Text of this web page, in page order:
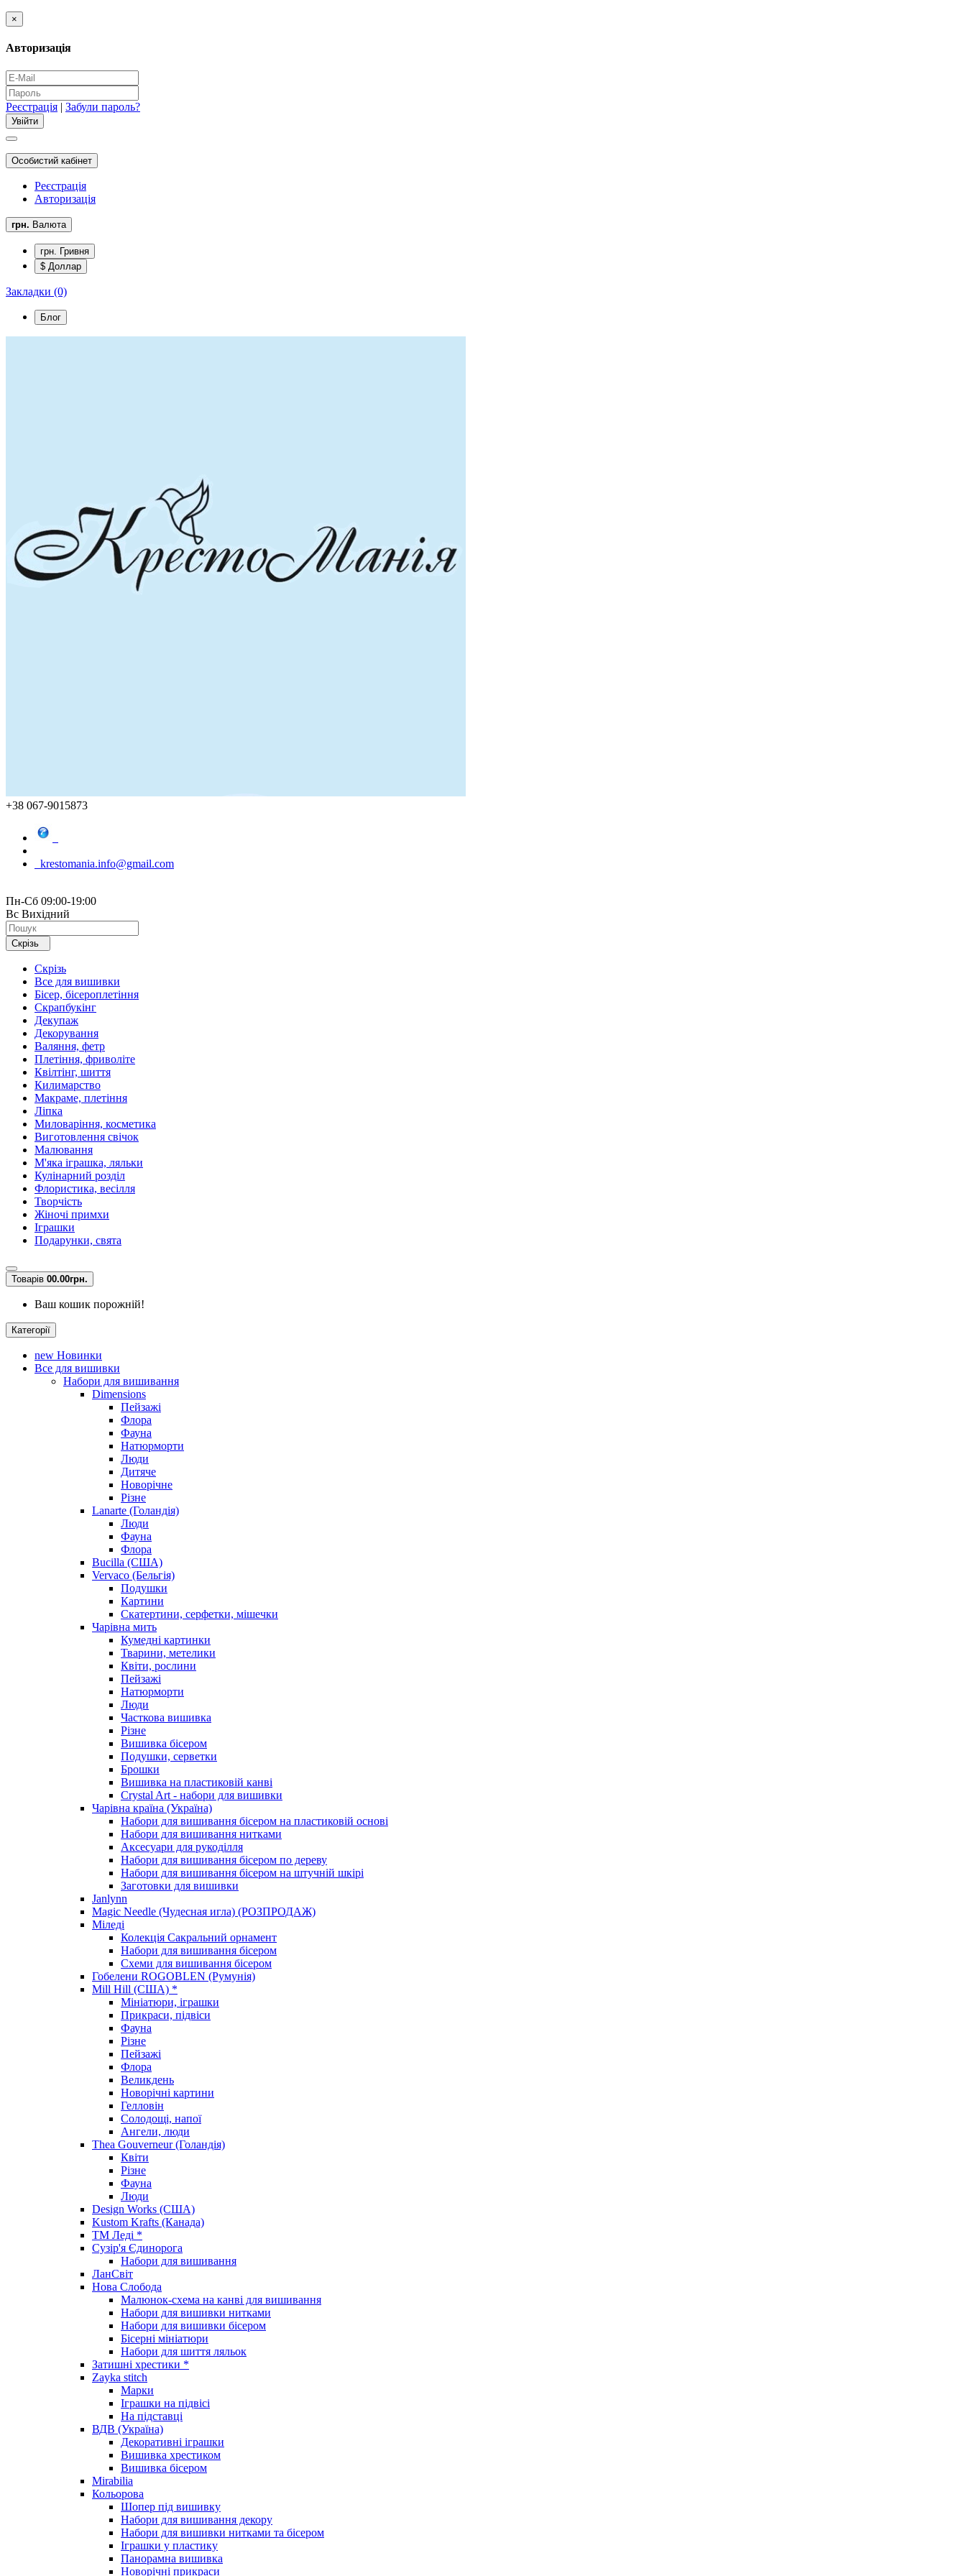
×
Авторизація
Реєстрація | Забули пароль?
Особистий кабінет
Реєстрація
Авторизація
грн. Валюта
грн. Гривня
$ Доллар
Закладки (0)
Блог
+38 067-9015873
krestomania.info@gmail.com
Пн-Сб 09:00-19:00
Вс Вихідний
Скрізь
Скрізь
Все для вишивки
Бісер, бісероплетіння
Скрапбукінг
Декупаж
Декорування
Валяння, фетр
Плетіння, фриволіте
Квілтінг, шиття
Килимарство
Макраме, плетіння
Ліпка
Миловаріння, косметика
Виготовлення свічок
Малювання
М'яка іграшка, ляльки
Кулінарний розділ
Флористика, весілля
Творчість
Жіночі примхи
Іграшки
Подарунки, свята
Товарів 00.00грн.
Ваш кошик порожній!
Категорії
new Новинки
Все для вишивки
Набори для вишивання
Dimensions
Пейзажі
Флора
Фауна
Натюрморти
Люди
Дитяче
Новорічне
Різне
Lanarte (Голандія)
Люди
Фауна
Флора
Bucilla (США)
Vervaco (Бельгія)
Подушки
Картини
Скатертини, серфетки, мішечки
Чарiвна мить
Кумедні картинки
Тварини, метелики
Квіти, рослини
Пейзажі
Натюрморти
Люди
Часткова вишивка
Різне
Вишивка бісером
Подушки, серветки
Брошки
Вишивка на пластиковій канві
Crystal Art - набори для вишивки
Чарівна країна (Україна)
Набори для вишивання бісером на пластиковій основі
Набори для вишивання нитками
Аксесуари для рукоділля
Набори для вишивання бісером по дереву
Набори для вишивання бісером на штучній шкірі
Заготовки для вишивки
Janlynn
Magic Needle (Чудесная игла) (РОЗПРОДАЖ)
Міледі
Колекція Сакральний орнамент
Набори для вишивання бісером
Схеми для вишивання бісером
Гобелени ROGOBLEN (Румунія)
Mill Hill (США) *
Мініатюри, іграшки
Прикраси, підвіси
Фауна
Різне
Пейзажі
Флора
Великдень
Новорічні картини
Гелловін
Солодощі, напої
Ангели, люди
Thea Gouverneur (Голандія)
Квіти
Різне
Фауна
Люди
Design Works (США)
Kustom Krafts (Канада)
ТМ Леді *
Сузір'я Єдинорога
Набори для вишивання
ЛанСвіт
Нова Слобода
Малюнок-схема на канві для вишивання
Набори для вишивки нитками
Набори для вишивки бісером
Бісерні мініатюри
Набори для шиття ляльок
Затишні хрестики *
Zayka stitch
Марки
Іграшки на підвісі
На підставці
ВДВ (Україна)
Декоративні іграшки
Вишивка хрестиком
Вишивка бісером
Mirabilia
Кольорова
Шопер під вишивку
Набори для вишивання декору
Набори для вишивки нитками та бісером
Іграшки у пластику
Панорамна вишивка
Новорічні прикраси